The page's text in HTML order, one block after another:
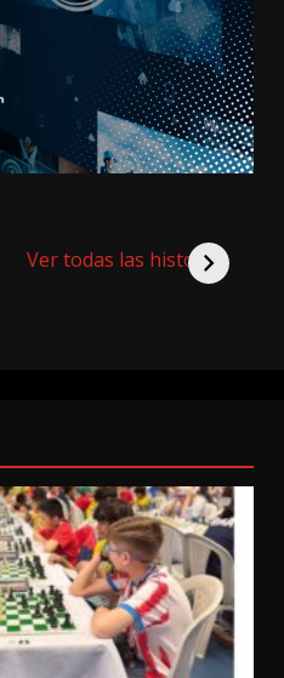
Ver todas las historias